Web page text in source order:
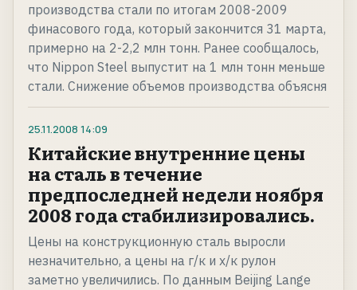
производства стали по итогам 2008-2009
финасового года, который закончится 31 марта,
примерно на 2-2,2 млн тонн. Ранее сообщалось,
что Nippon Steel выпустит на 1 млн тонн меньше
стали. Снижение объемов производства объясня
25.11.2008 14:09
Китайские внутренние цены
на сталь в течение
предпоследней недели ноября
2008 года стабилизировались.
Цены на конструкционную сталь выросли
незначительно, а цены на г/к и х/к рулон
заметно увеличились. По данным Beijing Lange